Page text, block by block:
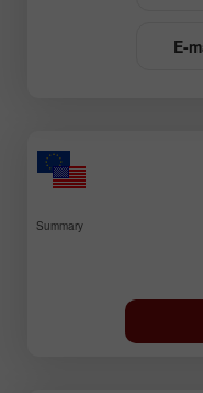
E-
Summary